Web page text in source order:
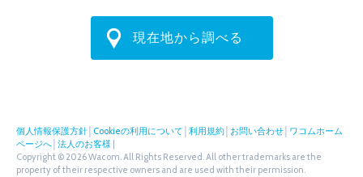
現在地から調べる
個人情報保護方針 Cookieの利用について 利用規約 お問い合わせ ワコムホーム
ページへ 法人のお客様
Copyright © 2026 Wacom. All Rights Reserved. All other trademarks are the
property of their respective owners and are used with their permission.